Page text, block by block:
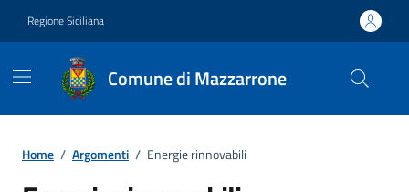
Regione Siciliana
Comune di Mazzarrone
Home / Argomenti / Energie rinnovabili